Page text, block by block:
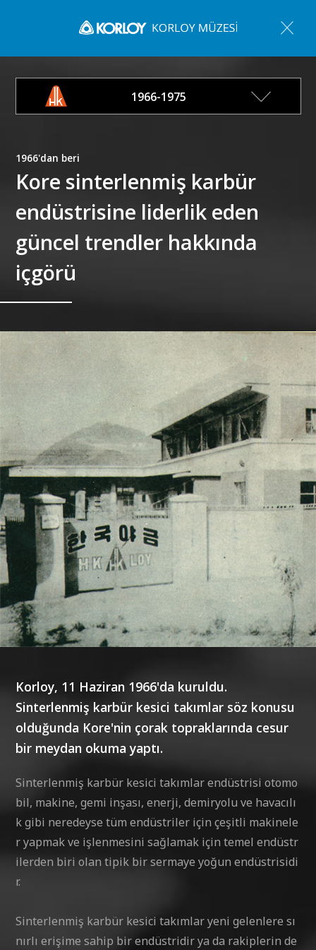
1966-1975
1966'dan beri
Kore sinterlenmiş karbür
endüstrisine liderlik eden
güncel trendler hakkında
içgörü
Korloy, 11 Haziran 1966'da kuruldu.
Sinterlenmiş karbür kesici takımlar söz konusu
olduğunda Kore'nin çorak topraklarında cesur
bir meydan okuma yaptı.
Sinterlenmiş karbür kesici takımlar endüstrisi otomo
bil, makine, gemi inşası, enerji, demiryolu ve havacılı
k gibi neredeyse tüm endüstriler için çeşitli makinele
r yapmak ve işlenmesini sağlamak için temel endüstr
ilerden biri olan tipik bir sermaye yoğun endüstrisidi
r.
Sinterlenmiş karbür kesici takımlar yeni gelenlere sı
nırlı erişime sahip bir endüstridir ya da rakiplerin de